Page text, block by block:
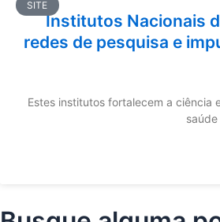
SITE
Institutos Nacionais
redes de pesquisa e
Estes institutos fortalecem a ciência